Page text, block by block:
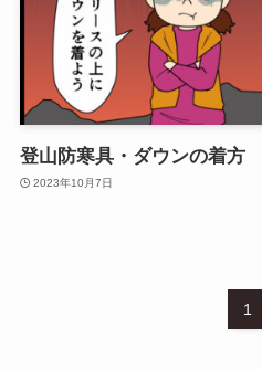
登山防寒具・ダウンの着方
2023年10月7日
1